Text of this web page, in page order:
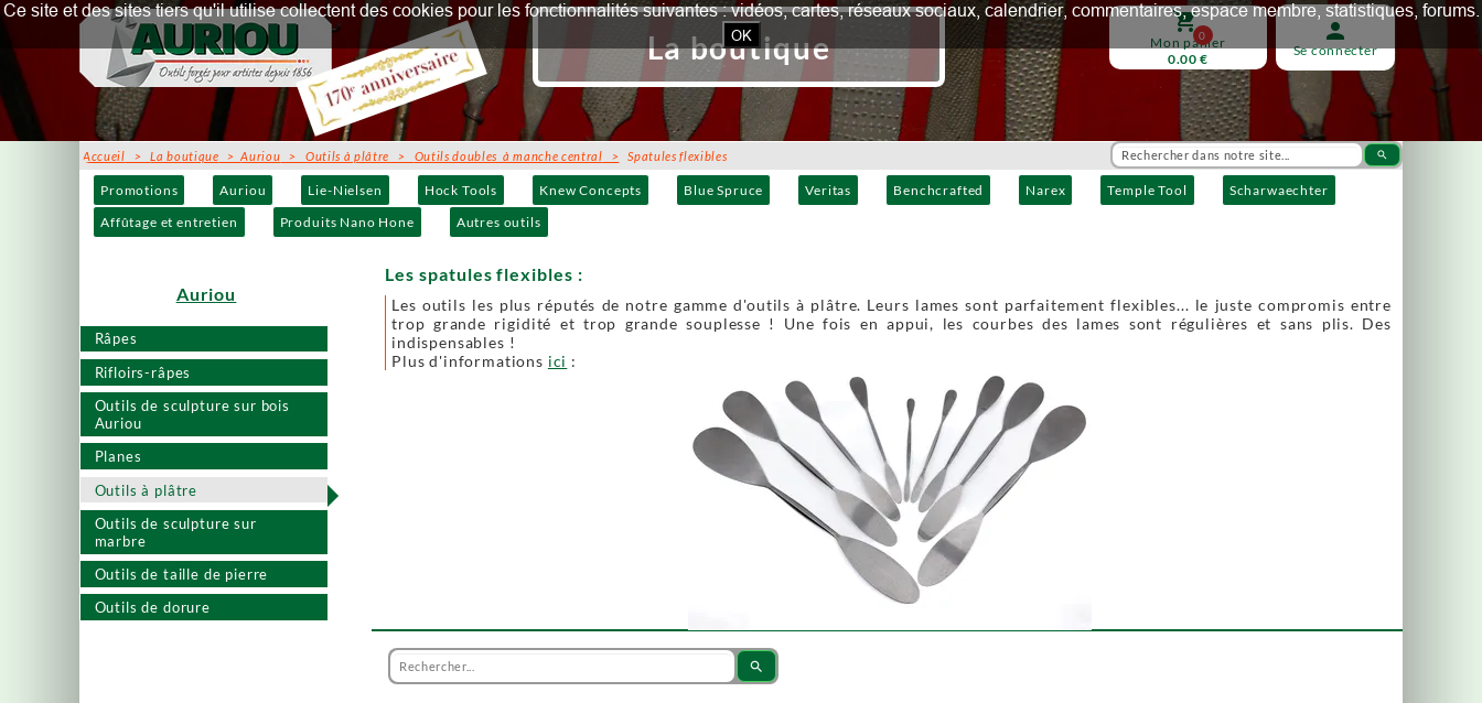
search
Promotions Auriou Lie-Nielsen Hock Tools Knew Concepts Blue Spruce Veritas Benchcrafted Narex Temple Tool
Scharwaechter
Affûtage et entretien
Produits Nano Hone Autres outils
person
Se connecter
shopping_cart
0
Mon panier
0.00 €
Râpes
Rifloirs-râpes
Outils de sculpture sur bois
Auriou
Planes
Outils à plâtre
Outils de sculpture sur
marbre
Outils de taille de pierre
Outils de dorure
La boutique
Accueil >La boutique >Auriou >Outils à plâtre > Outils doubles à manche central > Spatules flexibles
Auriou
Les spatules flexibles :
Les outils les plus réputés de notre gamme d'outils à plâtre. Leurs lames sont parfaitement flexibles... le juste compromis entre
trop grande rigidité et trop grande souplesse ! Une fois en appui, les courbes des lames sont régulières et sans plis. Des
indispensables !
Plus d'informations ici :
search
Ce site et des sites tiers qu'il utilise collectent des cookies pour les fonctionnalités suivantes : vidéos, cartes, réseaux sociaux, calendrier, commentaires, espace membre, statistiques, forums.
OK